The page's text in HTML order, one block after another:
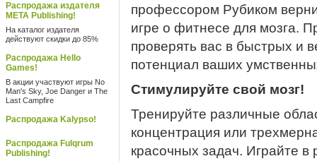
Распродажа издателя
META Publishing!
На каталог издателя
действуют скидки до 85%
Распродажа Hello
Games!
В акции участвуют игры No
Man's Sky, Joe Danger и The
Last Campfire
Распродажа Kalypso!
Распродажа Fulqrum
Publishing!
профессором Рубиком
игре о фитнесе для мозга.
проверять вас в быстрых и
потенциал ваших
Стимулируйте свой мозг!
Тренируйте различные
концентрация или
красочных задач. Играйте